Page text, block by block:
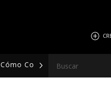
Cómo Comprar Política de